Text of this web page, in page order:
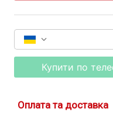
Купити по
Оплата та доставка